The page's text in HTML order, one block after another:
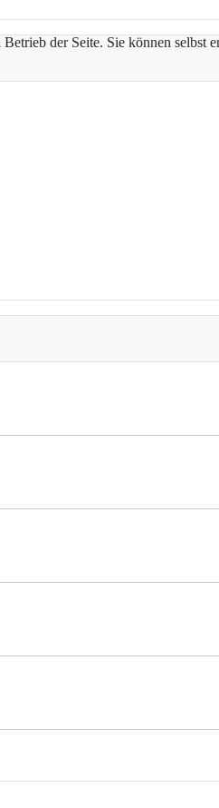
der Seite. Sie können